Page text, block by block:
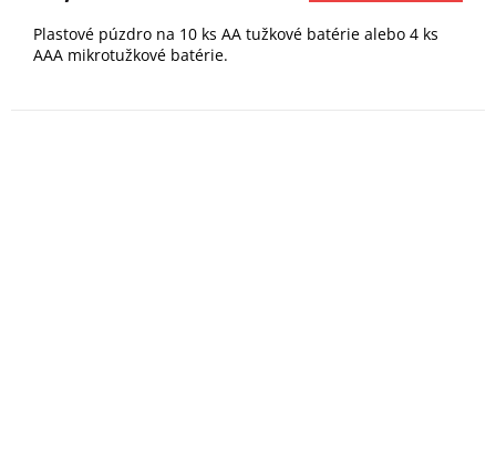
Plastové púzdro na 10 ks AA tužkové batérie alebo 4 ks
AAA mikrotužkové batérie.